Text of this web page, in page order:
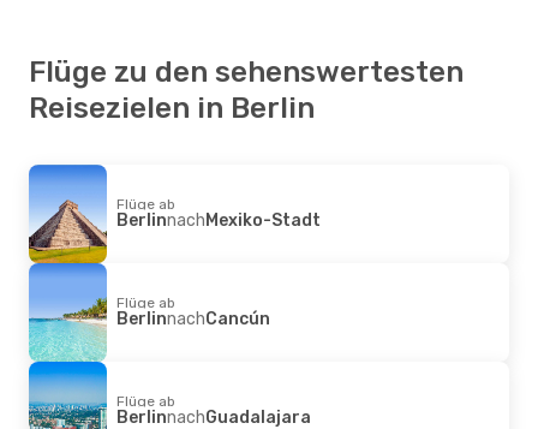
Flüge zu den sehenswertesten
Reisezielen in Berlin
Flüge ab
BerlinnachMexiko-Stadt
Flüge ab
BerlinnachCancún
Flüge ab
BerlinnachGuadalajara